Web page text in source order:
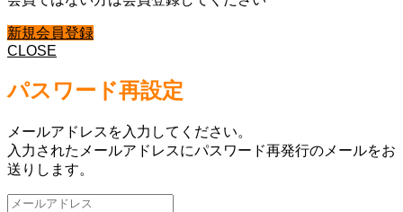
新規会員登録
CLOSE
パスワード再設定
メールアドレスを入力してください。
入力されたメールアドレスにパスワード再発行のメールをお
送りします。